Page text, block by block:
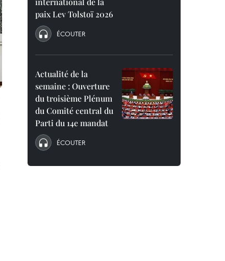
paix Lev Tolstoï 2026
ÉCOUTER
Actualité de la
semaine : Ouverture
du troisième Plénum
du Comité central du
Parti du 14e mandat
ÉCOUTER